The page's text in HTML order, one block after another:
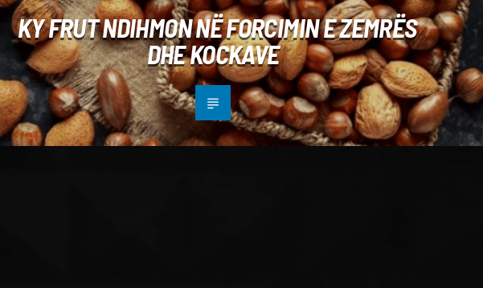
KY FRUT NDIHMON NË FORCIMIN E ZEMRËS
DHE KOCKAVE